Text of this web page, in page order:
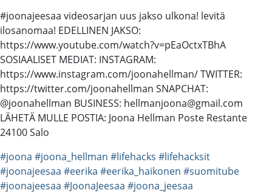
#joonajeesaa videosarjan uus jakso ulkona! levitä
ilosanomaa! EDELLINEN JAKSO:
https://www.youtube.com/watch?v=pEaOctxTBhA
SOSIAALISET MEDIAT: INSTAGRAM:
https://www.instagram.com/joonahellman/ TWITTER:
https://twitter.com/joonahellman SNAPCHAT:
@joonahellman BUSINESS: hellmanjoona@gmail.com
LÄHETÄ MULLE POSTIA: Joona Hellman Poste Restante
24100 Salo
#joona #joona_hellman #lifehacks #lifehacksit
#joonajeesaa #eerika #eerika_haikonen #suomitube
#joonajeesaa #JoonaJeesaa #joona_jeesaa